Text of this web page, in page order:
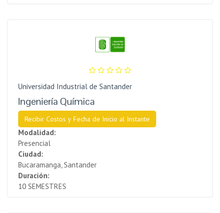
Universidad Industrial de Santander
Ingeniería Química
Recibir Costos y Fecha de Inicio al Instante
Modalidad:
Presencial
Ciudad:
Bucaramanga, Santander
Duración:
10 SEMESTRES